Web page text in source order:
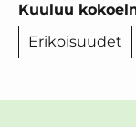
Kuuluu
Erikoisuudet